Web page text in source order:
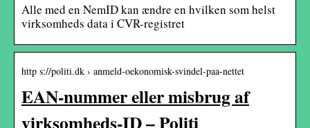
Alle med en NemID kan ændre en hvilken som helst
virksomheds data i CVR-registret
http s://politi.dk › anmeld-oekonomisk-svindel-paa-nettet
EAN-nummer eller misbrug af
virksomheds-ID – Politi